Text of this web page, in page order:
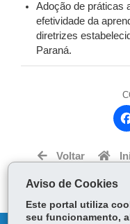
Adoção de práticas
efetividade da
diretrizes
Paraná.
Voltar
Aviso de Cookies
Este portal utiliza
seu funcionamento,